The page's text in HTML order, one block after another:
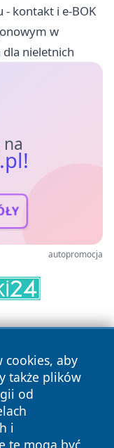
- kontakt i e-BOK
w
nieletnich
autopromocja
cookies, aby
także plików
od
i
te mogą być
prawa